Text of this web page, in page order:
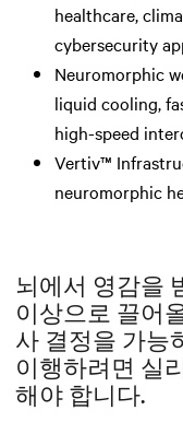
healthcare,
cybersecurity
Neuromorphic
liquid cooling,
high-speed
Vertiv™
neuromorphic
뇌에서 영감을
이상으로 끌어
사 결정을 가능
이행하려면 실
해야 합니다.